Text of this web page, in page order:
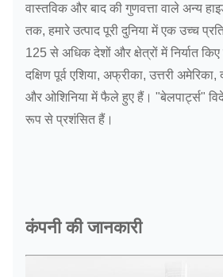
वास्तविक और बाद की गुणवत्ता वाले अन्य
तक, हमारे उत्पाद पूरी दुनिया में एक उच्च
125 से अधिक देशों और क्षेत्रों में निर्यात किए
दक्षिण पूर्व एशिया, अफ्रीका, उत्तरी अमेरिका,
और ओशिनिया में फैले हुए हैं। "बेलपार्ट्स"
रूप से प्रशंसित हैं।
कंपनी की जानकारी